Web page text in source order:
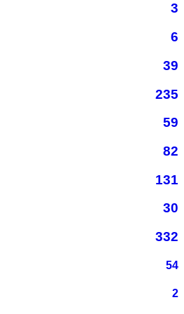
3
6
39
235
59
82
131
30
332
54
2